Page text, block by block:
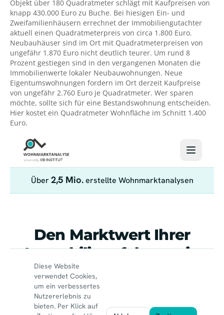
Objekt über 180 Quadratmeter schlägt mit Kaufpreisen von
knapp 430.000 Euro zu Buche. Bei hiesigen Ein- und
Zweifamilienhäusern errechnet der Immobiliengutachter
aktuell einen Quadratmeterpreis von circa 1.800 Euro.
Neubauhäuser sind im Ort mit Quadratmeterpreisen von
ungefähr 1.870 Euro nicht deutlich teurer. Um rund 8
Prozent gestiegen sind in den vergangenen Monaten die
Immobilienwerte lokaler Neubauwohnungen. Neue
Eigentumswohnungen fordern im Ort derzeit Kaufpreise
von ungefähr 2.760 Euro je Quadratmeter. Wer sparen
möchte, sollte sich für eine Bestandswohnung entscheiden.
Hier kostet ein Quadratmeter Wohnfläche im Schnitt 1.400
Euro.